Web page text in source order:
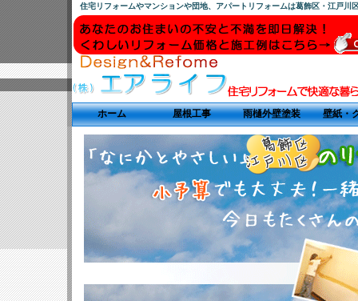
住宅リフォームやマンションや団地、アパートリフォームは葛飾区・江戸
ホーム 屋根工事 雨樋外壁塗装 壁紙・